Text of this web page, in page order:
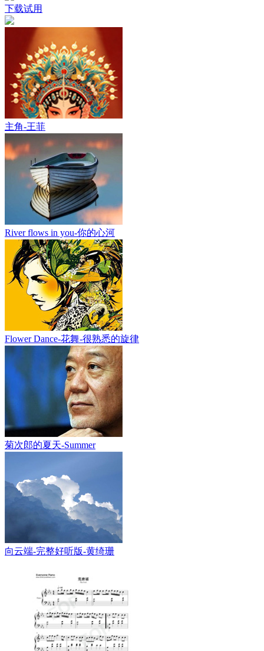
下载试用
主角-王菲
River flows in you-你的心河
Flower Dance-花舞-很熟悉的旋律
菊次郎的夏天-Summer
向云端-完整好听版-黄绮珊